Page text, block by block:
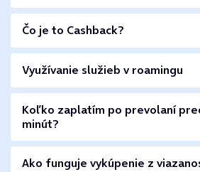
Čo je to Cashback?
Využívanie služieb v roamingu
Koľko zaplatím po prevolaní
minút?
Ako funguje vykúpenie z